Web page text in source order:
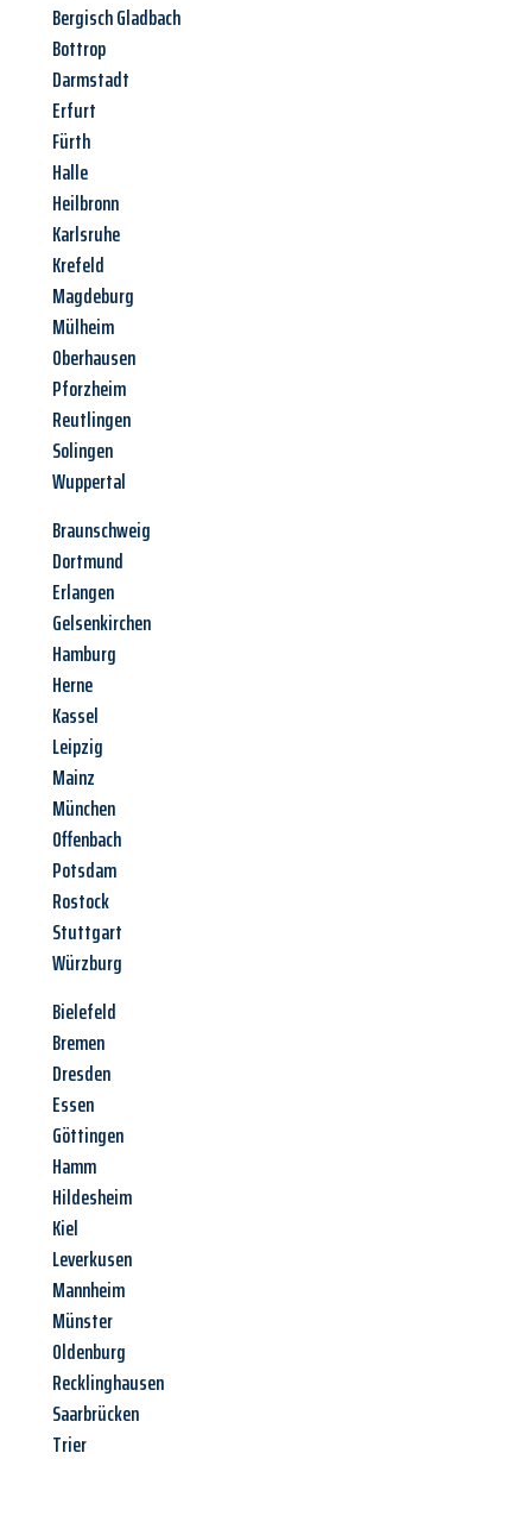
Bergisch Gladbach
Bottrop
Darmstadt
Erfurt
Fürth
Halle
Heilbronn
Karlsruhe
Krefeld
Magdeburg
Mülheim
Oberhausen
Pforzheim
Reutlingen
Solingen
Wuppertal
Braunschweig
Dortmund
Erlangen
Gelsenkirchen
Hamburg
Herne
Kassel
Leipzig
Mainz
München
Offenbach
Potsdam
Rostock
Stuttgart
Würzburg
Bielefeld
Bremen
Dresden
Essen
Göttingen
Hamm
Hildesheim
Kiel
Leverkusen
Mannheim
Münster
Oldenburg
Recklinghausen
Saarbrücken
Trier